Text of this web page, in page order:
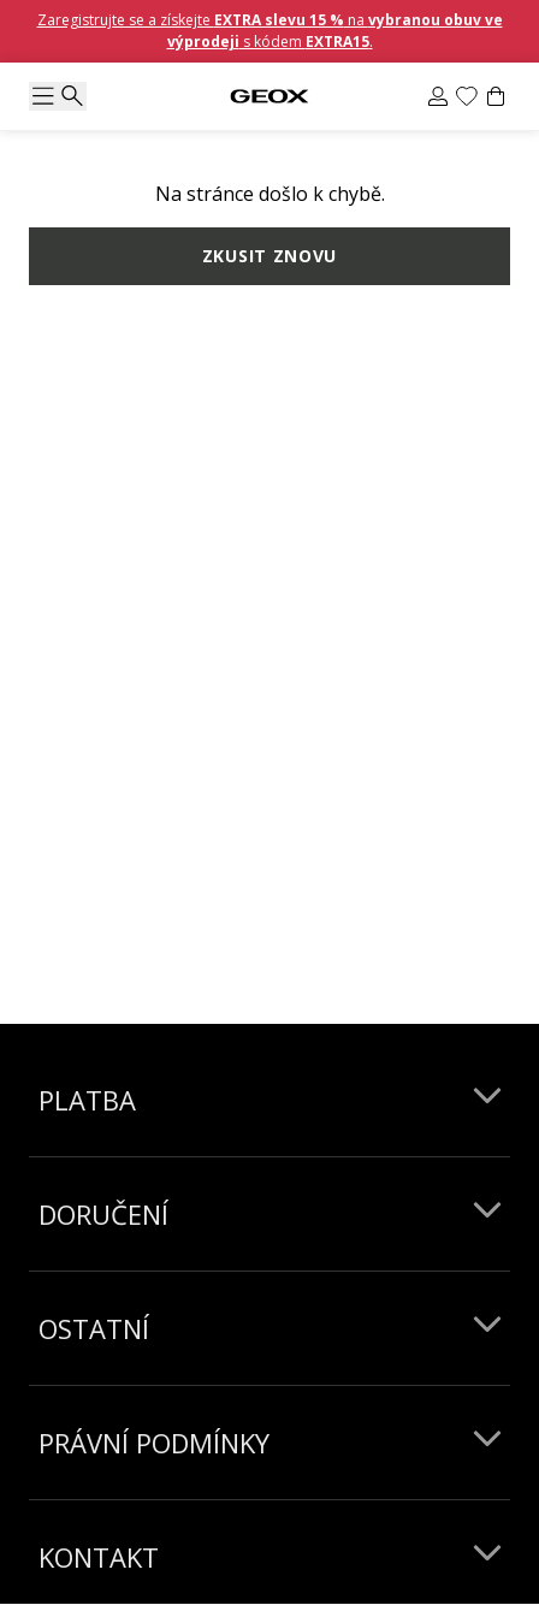
Zaregistrujte se a získejte EXTRA slevu 15 % na vybranou obuv ve
výprodeji s kódem EXTRA15.
Na stránce došlo k chybě.
ZKUSIT ZNOVU
PLATBA
DORUČENÍ
OSTATNÍ
PRÁVNÍ PODMÍNKY
KONTAKT